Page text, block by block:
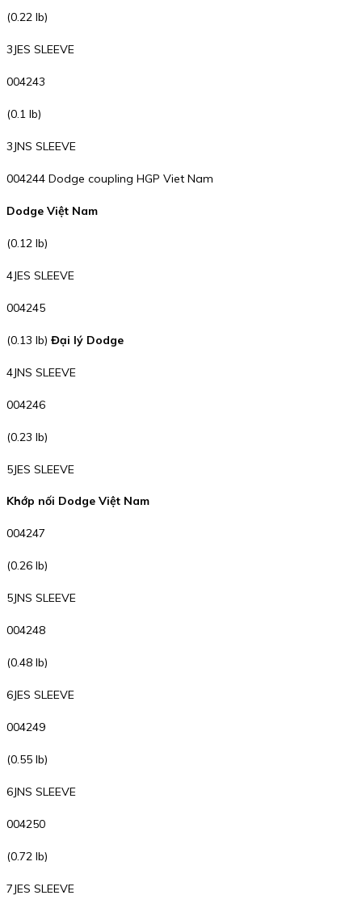
(0.22 lb)
3JES SLEEVE
004243
(0.1 lb)
3JNS SLEEVE
004244 Dodge coupling HGP Viet Nam
Dodge Việt Nam
(0.12 lb)
4JES SLEEVE
004245
(0.13 lb) Đại lý Dodge
4JNS SLEEVE
004246
(0.23 lb)
5JES SLEEVE
Khớp nối Dodge Việt Nam
004247
(0.26 lb)
5JNS SLEEVE
004248
(0.48 lb)
6JES SLEEVE
004249
(0.55 lb)
6JNS SLEEVE
004250
(0.72 lb)
7JES SLEEVE